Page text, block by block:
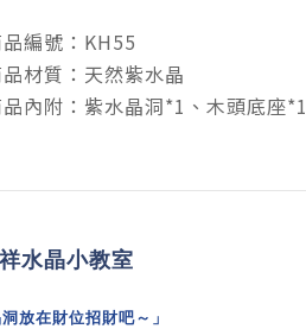
編號：KH55
材質：天然紫水晶
內附：紫水晶洞*1、木頭底座*1
水晶小教室
洞放在財位招財吧～」